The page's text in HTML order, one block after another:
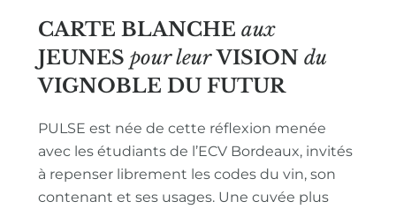
CARTE BLANCHE aux
JEUNES pour leur VISION du
VIGNOBLE DU FUTUR
PULSE est née de cette réflexion menée
avec les étudiants de l’ECV Bordeaux, invités
à repenser librement les codes du vin, son
contenant et ses usages. Une cuvée plus